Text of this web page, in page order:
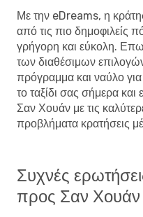
Με την eDreams, η
από τις πιο δημοφιλείς
γρήγορη και εύκολη.
των διαθέσιμων
πρόγραμμα και ναύλο για
το ταξίδι σας σήμερα και
Σαν Χουάν με τις
προβλήματα κρατήσεις
Συχνές
προς Σαν Χουάν